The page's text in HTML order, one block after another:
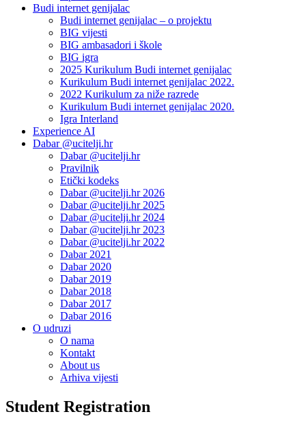
Budi internet genijalac
Budi internet genijalac – o projektu
BIG vijesti
BIG ambasadori i škole
BIG igra
2025 Kurikulum Budi internet genijalac
Kurikulum Budi internet genijalac 2022.
2022 Kurikulum za niže razrede
Kurikulum Budi internet genijalac 2020.
Igra Interland
Experience AI
Dabar @ucitelji.hr
Dabar @ucitelji.hr
Pravilnik
Etički kodeks
Dabar @ucitelji.hr 2026
Dabar @ucitelji.hr 2025
Dabar @ucitelji.hr 2024
Dabar @ucitelji.hr 2023
Dabar @ucitelji.hr 2022
Dabar 2021
Dabar 2020
Dabar 2019
Dabar 2018
Dabar 2017
Dabar 2016
O udruzi
O nama
Kontakt
About us
Arhiva vijesti
Student Registration